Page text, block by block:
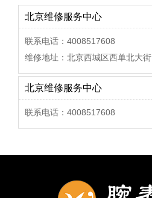
北京维修服务中心
联系电话：4008517608
维修地址：北京西城区西单北大街
北京维修服务中心
联系电话：4008517608